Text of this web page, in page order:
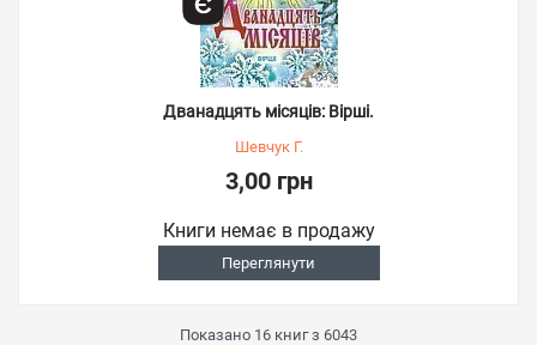
Дванадцять місяців: Вірші.
Шевчук Г.
3,00 грн
Книги немає в продажу
Переглянути
Показано 16 книг з 6043